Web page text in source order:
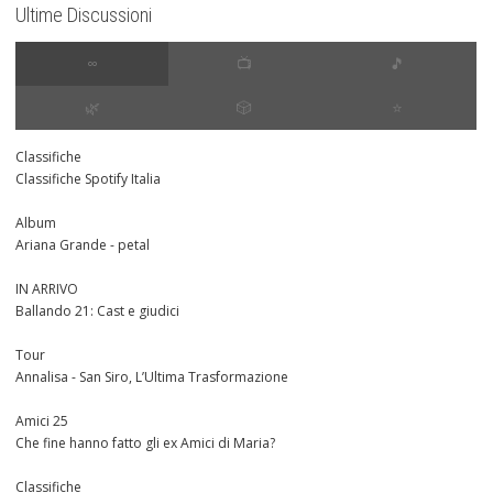
Ultime Discussioni
∞ 📺 🎵
🌿 🎲 ⭐️
Classifiche
Classifiche Spotify Italia
Album
Ariana Grande - petal
IN ARRIVO
Ballando 21: Cast e giudici
Tour
Annalisa - San Siro, L’Ultima Trasformazione
Amici 25
Che fine hanno fatto gli ex Amici di Maria?
Classifiche